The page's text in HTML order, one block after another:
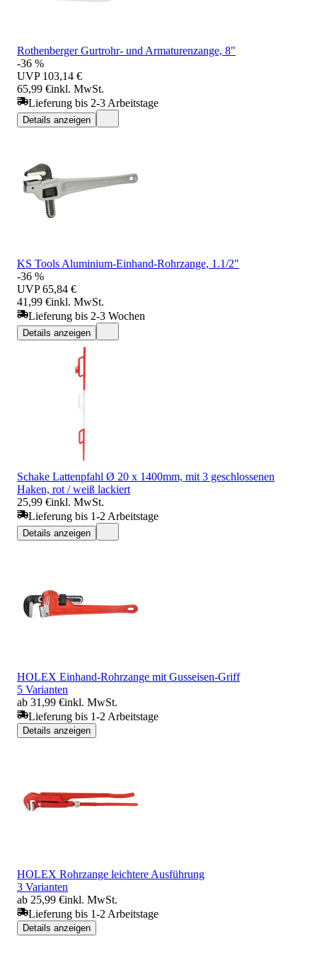
Rothenberger Gurtrohr- und Armaturenzange, 8"
-36 %
UVP 103,14 €
65,99 €inkl. MwSt.
Lieferung bis 2-3 Arbeitstage
Details anzeigen
KS Tools Aluminium-Einhand-Rohrzange, 1.1/2"
-36 %
UVP 65,84 €
41,99 €inkl. MwSt.
Lieferung bis 2-3 Wochen
Details anzeigen
Schake Lattenpfahl Ø 20 x 1400mm, mit 3 geschlossenen
Haken, rot / weiß lackiert
25,99 €inkl. MwSt.
Lieferung bis 1-2 Arbeitstage
Details anzeigen
HOLEX Einhand-Rohrzange mit Gusseisen-Griff
5 Varianten
ab 31,99 €inkl. MwSt.
Lieferung bis 1-2 Arbeitstage
Details anzeigen
HOLEX Rohrzange leichtere Ausführung
3 Varianten
ab 25,99 €inkl. MwSt.
Lieferung bis 1-2 Arbeitstage
Details anzeigen